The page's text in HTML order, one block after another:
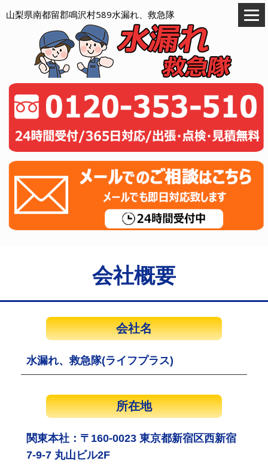
山梨県南都留郡鳴沢村589水漏れ、救急隊
会社概要
会社名
水漏れ、救急隊(ライフプラス)
所在地
関東本社：〒160-0023 東京都新宿区西新宿
7-9-7 丸山ビル2F